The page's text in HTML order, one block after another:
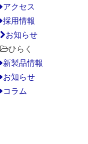
アクセス
採用情報
お知らせ
ひらく
新製品情報
お知らせ
コラム